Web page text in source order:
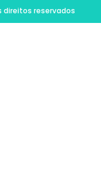
direitos reservados